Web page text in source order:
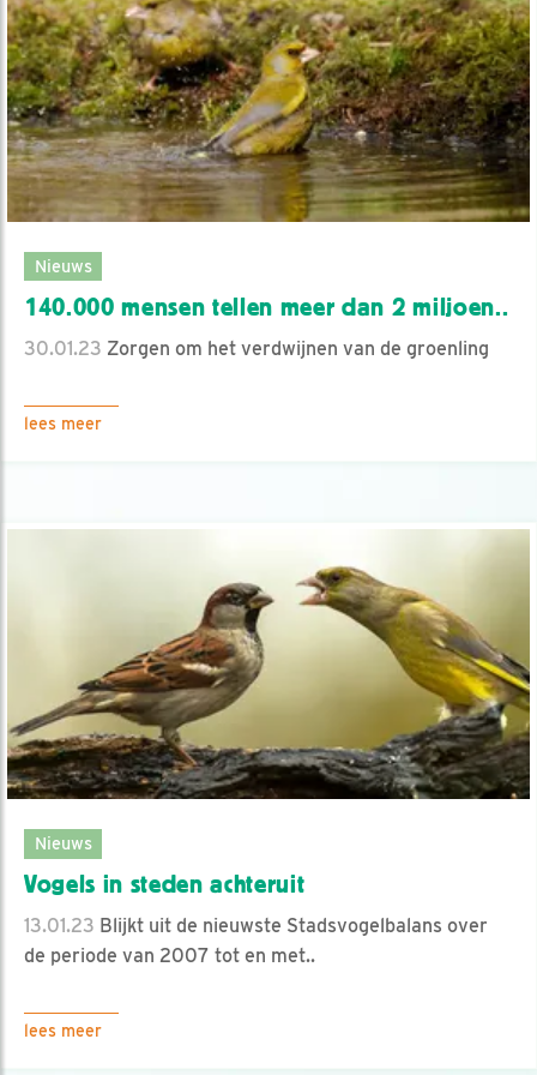
Nieuws
140.000 mensen tellen meer dan 2 miljoen..
30.01.23 Zorgen om het verdwijnen van de groenling
lees meer
Nieuws
Vogels in steden achteruit
13.01.23 Blijkt uit de nieuwste Stadsvogelbalans over
de periode van 2007 tot en met..
lees meer